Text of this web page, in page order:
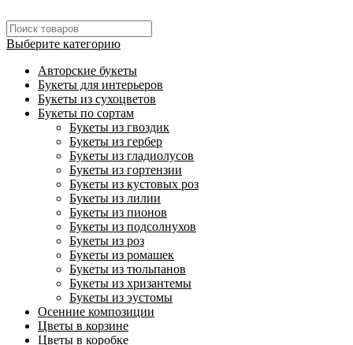
Выберите категорию
Авторские букеты
Букеты для интерьеров
Букеты из сухоцветов
Букеты по сортам
Букеты из гвоздик
Букеты из гербер
Букеты из гладиолусов
Букеты из гортензии
Букеты из кустовых роз
Букеты из лилии
Букеты из пионов
Букеты из подсолнухов
Букеты из роз
Букеты из ромашек
Букеты из тюльпанов
Букеты из хризантемы
Букеты из эустомы
Осенние композиции
Цветы в корзине
Цветы в коробке